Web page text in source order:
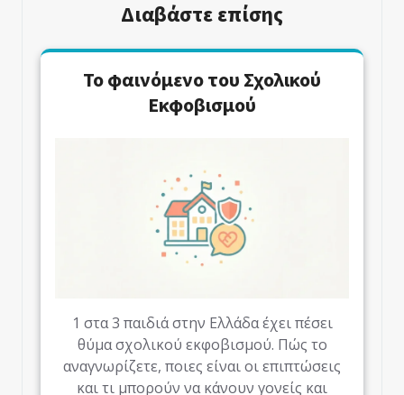
Διαβάστε επίσης
Το φαινόμενο του Σχολικού
Εκφοβισμού
1 στα 3 παιδιά στην Ελλάδα έχει πέσει
θύμα σχολικού εκφοβισμού. Πώς το
αναγνωρίζετε, ποιες είναι οι επιπτώσεις
και τι μπορούν να κάνουν γονείς και